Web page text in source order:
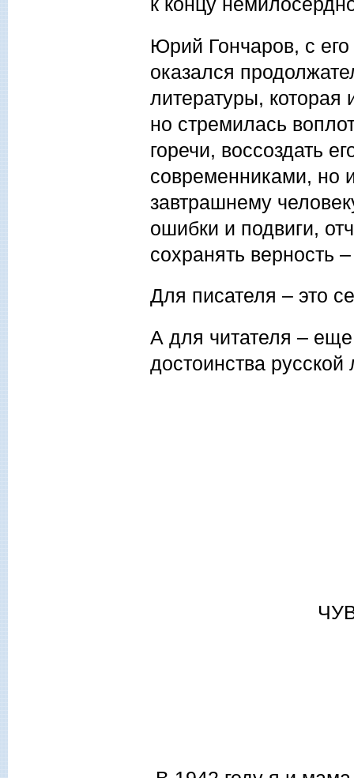
Юрий Гончаров, с
оказался
литературы, которая
но стремилась
горечи, воссоздать
современниками, но
завтрашнему
ошибки и подвиги,
сохранять верность
Для писателя – это
А для читателя – еще
достоинства русской